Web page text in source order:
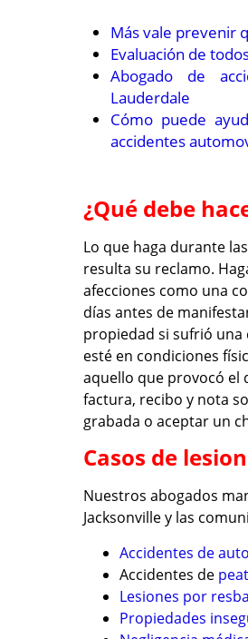
Más vale prevenir
Evaluación de
Abogado de
Lauderdale
Cómo puede
accidentes
¿Qué debe
Lo que haga durante
resulta su reclamo.
afecciones como una
días antes de
propiedad si sufrió una
esté en condiciones
aquello que provocó el
factura, recibo y nota
grabada o aceptar un
Casos de
Nuestros abogados
Jacksonville y las
Accidentes de
Accidentes de
Lesiones por
Propiedades